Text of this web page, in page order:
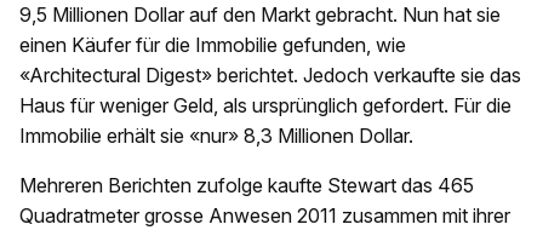
9,5 Millionen Dollar auf den Markt gebracht. Nun hat sie
einen Käufer für die Immobilie gefunden, wie
«Architectural Digest» berichtet. Jedoch verkaufte sie das
Haus für weniger Geld, als ursprünglich gefordert. Für die
Immobilie erhält sie «nur» 8,3 Millionen Dollar.
Mehreren Berichten zufolge kaufte Stewart das 465
Quadratmeter grosse Anwesen 2011 zusammen mit ihrer